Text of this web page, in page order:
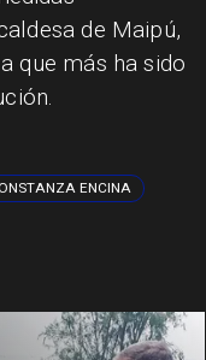
de Maipú,
que más ha sido
ENCINA